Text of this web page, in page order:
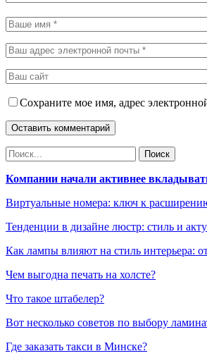
Сохраните мое имя, адрес
Компании начали активнее
Виртуальные номера: ключ к
Тенденции в дизайне люстр: стиль и
Как лампы влияют на стиль интерьера:
Чем выгодна печать на холсте?
Что такое штабелер?
Вот несколько советов по выбору
Где заказать такси в Минске?